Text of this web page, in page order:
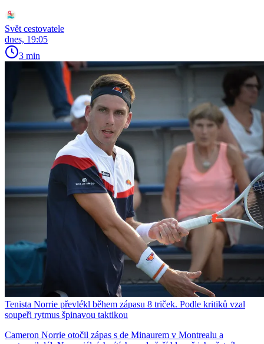
Svět cestovatele
dnes, 19:05
3 min
Tenista Norrie převlékl během zápasu 8 triček. Podle kritiků vzal
soupeři rytmus špinavou taktikou
Cameron Norrie otočil zápas s de Minaurem v Montrealu a